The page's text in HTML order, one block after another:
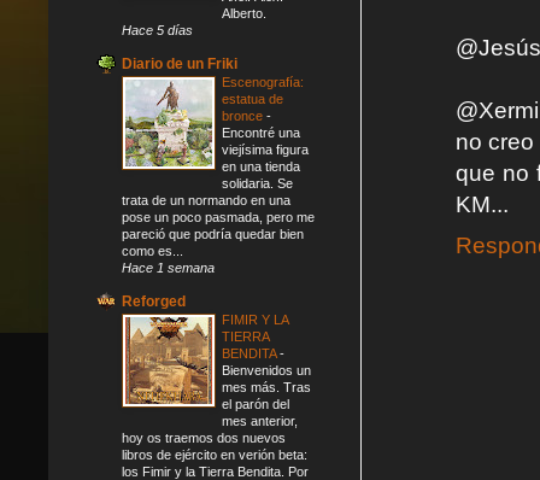
no
que no
KM...
Alberto.
Hace 5 días
Diario de un Friki
Escenografía:
estatua de
bronce -
Encontré una
viejísima figura
en una tienda
solidaria. Se
trata de un normando en una
pose un poco pasmada, pero me
pareció que podría quedar bien
como es...
Hace 1 semana
Reforged
FIMIR Y LA
TIERRA
BENDITA-
Bienvenidos un
mes más. Tras
el parón del
mes anterior,
hoy os traemos dos nuevos
libros de ejército en verión beta:
los Fimir y la Tierra Bendita. Por